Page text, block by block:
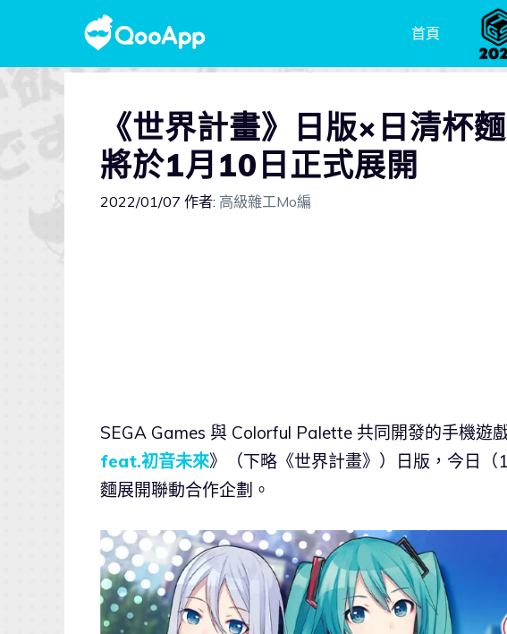
首頁
《世界計畫》日版×日清杯
將於1月10日正式展開
2022/01/07 作者: 高級雜工Mo編
SEGA Games 與 Colorful Palette 共同開發的手機遊
feat.初音未來》（下略《世界計畫》）日版，今日
麵展開聯動合作企劃。